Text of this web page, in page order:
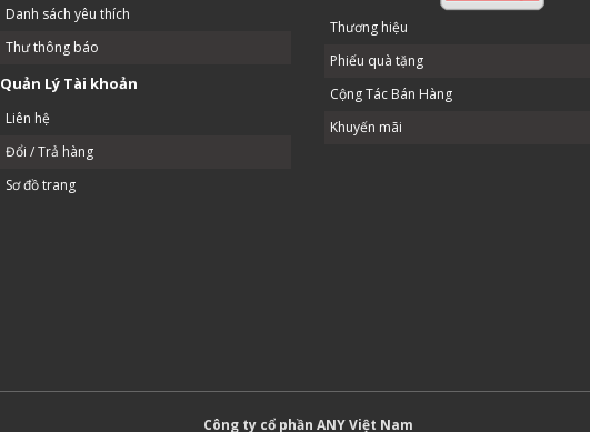
Danh sách yêu thích
Thư thông báo
Quản Lý Tài khoản
Liên hệ
Đổi / Trả hàng
Sơ đồ trang
Thương hiệu
Phiếu quà tặng
Cộng Tác Bán Hàng
Khuyến mãi
Công ty cổ phần ANY Việt Nam